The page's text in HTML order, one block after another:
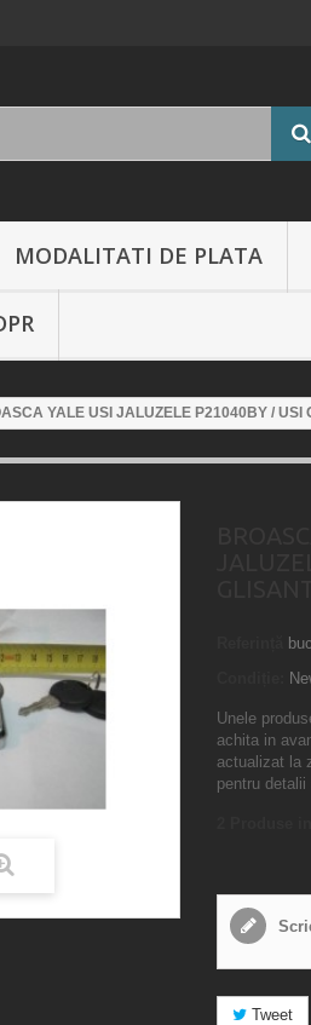
MODALITATI DE PLATA
YALE USI JALUZELE P21040BY / USI
buc
Unele
achita in
actualizat la
pentru detalii
Tweet